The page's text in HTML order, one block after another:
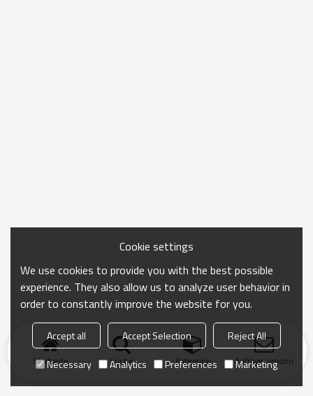
Startseite Suche Kategorie Anfrage senden
Cookie settings
We use cookies to provide you with the best possible
experience. They also allow us to analyze user behavior in
order to constantly improve the website for you.
Accept all Accept Selection
Reject All
Necessary
Analytics Preferences Marketing